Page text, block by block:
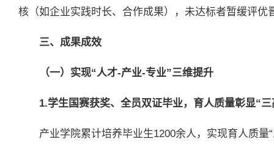
核（如企业实践时长、合作成果），未达标者暂缓评优
三、 成果成效
（一） 实现“人才-产业-专业”三维提升
1.学生国赛获奖、全员双证毕业，育人质量彰显“三
产业学院累计培养毕业生1200余人，实现育人质